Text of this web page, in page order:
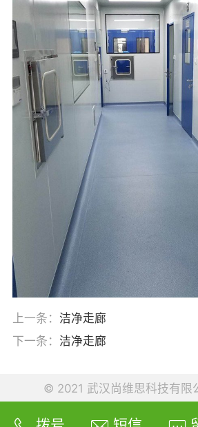
上一条： 洁净走廊
下一条： 洁净走廊
© 2021 武汉尚维思科技有限